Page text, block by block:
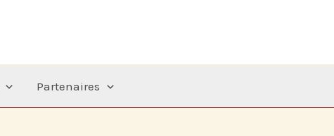
Partenaires